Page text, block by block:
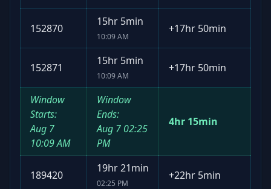
152870
15hr 5min
10:09 AM
+17hr 50min
152871
15hr 5min
10:09 AM
+17hr 50min
Window
Starts:
Aug 7
10:09 AM
Window
Ends:
Aug 7 02:25
PM
4hr 15min
189420
19hr 21min
02:25 PM
+22hr 5min